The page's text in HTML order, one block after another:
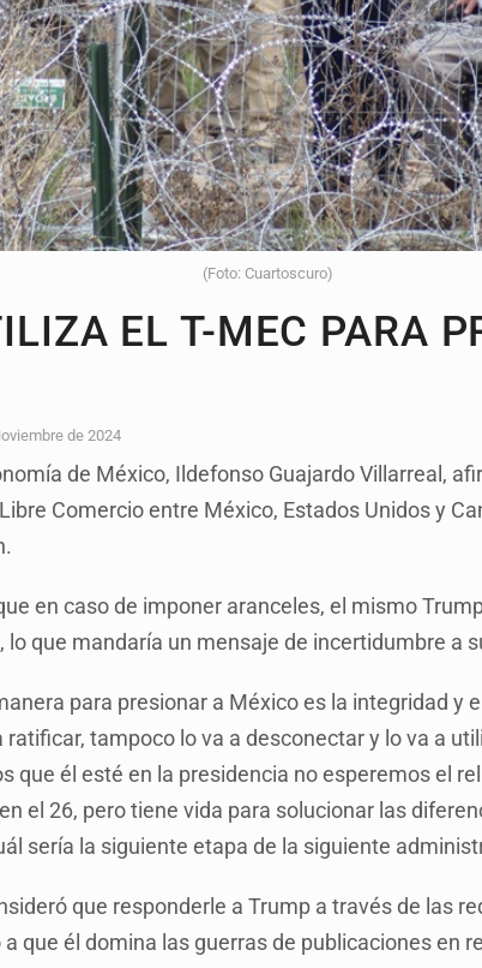
(Foto: Cuartoscuro)
EL T-MEC PARA
de 2024
de México, Ildefonso Guajardo Villarreal,
Comercio entre México, Estados Unidos y
en caso de imponer aranceles, el mismo
que mandaría un mensaje de incertidumbre a
para presionar a México es la integridad y
ratificar, tampoco lo va a desconectar y lo va a
que él esté en la presidencia no esperemos el
el 26, pero tiene vida para solucionar las
sería la siguiente etapa de la siguiente
que responderle a Trump a través de las
que él domina las guerras de publicaciones en